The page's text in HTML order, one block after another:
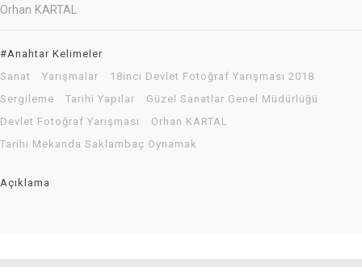
Orhan KARTAL
#Anahtar Kelimeler
Sanat
Yarışmalar
18inci Devlet Fotoğraf Yarışması 2018
Sergileme
Tarihi Yapılar
Güzel Sanatlar Genel Müdürlüğü
Devlet Fotoğraf Yarışması
Orhan KARTAL
Tarihi Mekanda Saklambaç Oynamak
Açıklama